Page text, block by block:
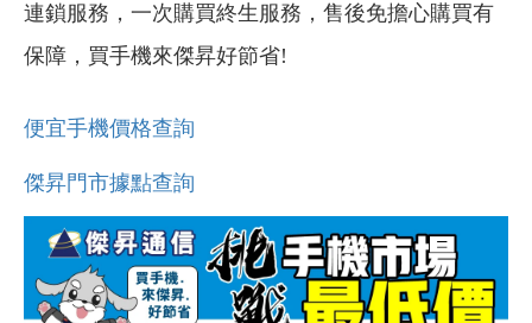
連鎖服務，一次購買終生服務，售後免擔心購買有
保障，買手機來傑昇好節省!
便宜手機價格查詢
傑昇門市據點查詢